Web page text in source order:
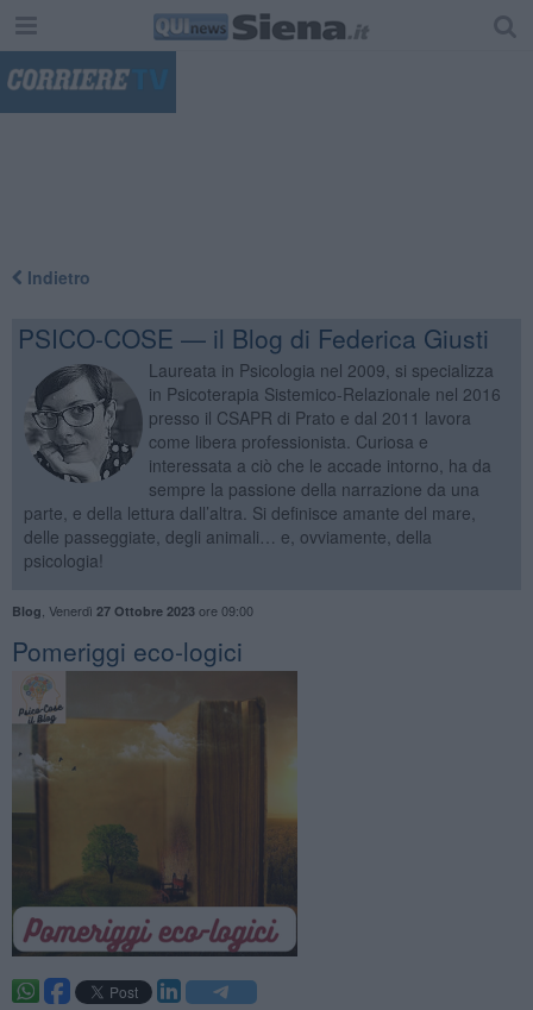
Indietro
PSICO-COSE — il Blog di Federica Giusti
Laureata in Psicologia nel 2009, si specializza
in Psicoterapia Sistemico-Relazionale nel 2016
presso il CSAPR di Prato e dal 2011 lavora
come libera professionista. Curiosa e
interessata a ciò che le accade intorno, ha da
sempre la passione della narrazione da una
parte, e della lettura dall’altra. Si definisce amante del mare,
delle passeggiate, degli animali… e, ovviamente, della
psicologia!
Blog Venerdì 27 Ottobre 2023ore 09:00
​Pomeriggi eco-logici